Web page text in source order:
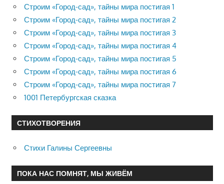
Строим «Город-сад», тайны мира постигая 1
Строим «Город-сад», тайны мира постигая 2
Строим «Город-сад», тайны мира постигая 3
Строим «Город-сад», тайны мира постигая 4
Строим «Город-сад», тайны мира постигая 5
Строим «Город-сад», тайны мира постигая 6
Строим «Город-сад», тайны мира постигая 7
1001 Петербургская сказка
СТИХОТВОРЕНИЯ
Стихи Галины Сергеевны
ПОКА НАС ПОМНЯТ, МЫ ЖИВЁМ